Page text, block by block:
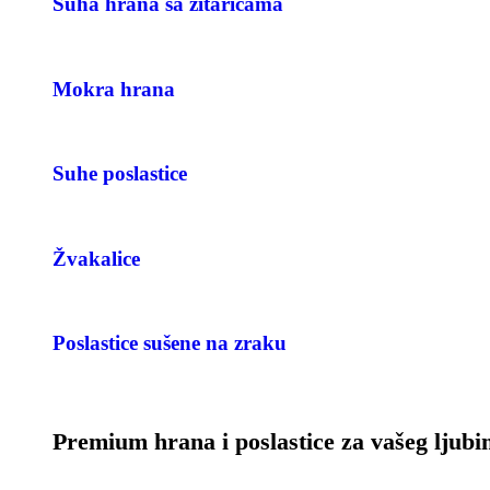
Mokra hrana
Suhe poslastice
Žvakalice
Poslastice sušene na zraku
Premium hrana i poslastice za vašeg